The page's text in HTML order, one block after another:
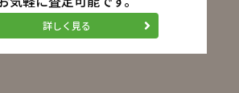
詳しく見る